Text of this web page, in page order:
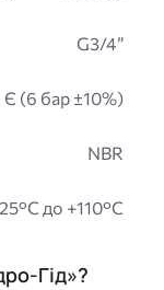
G3/4”
Є (6 бар ±10%)
NBR
до +110°C
Гід»?